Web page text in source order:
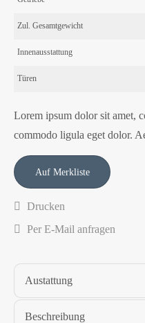
Zul. Gesamtgewicht
Innenausstattung
Türen
Lorem ipsum dolor sit amet,
commodo ligula eget dolor.
Drucken
Per E-Mail anfragen
Austattung
Beschreibung